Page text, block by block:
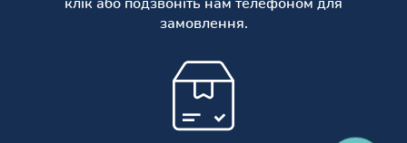
клік або подзвоніть нам телефоном для
замовлення.